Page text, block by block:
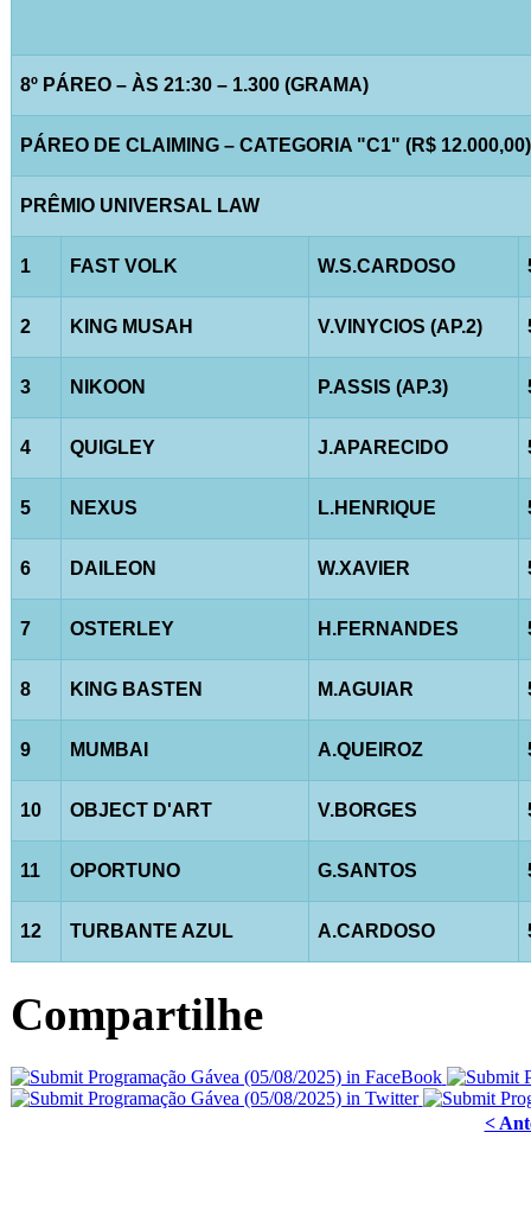
8º PÁREO – ÀS 21:30 – 1.300 (GRAMA)
PÁREO DE CLAIMING – CATEGORIA "C1" (R$ 12.000,00)
PRÊMIO UNIVERSAL LAW
1 FAST VOLK W.S.CARDOSO
2 KING MUSAH V.VINYCIOS (AP.2)
3 NIKOON P.ASSIS (AP.3)
4 QUIGLEY J.APARECIDO
5 NEXUS L.HENRIQUE
6 DAILEON W.XAVIER
7 OSTERLEY H.FERNANDES
8 KING BASTEN M.AGUIAR
9 MUMBAI A.QUEIROZ
10 OBJECT D'ART V.BORGES
11 OPORTUNO G.SANTOS
12 TURBANTE AZUL A.CARDOSO
Compartilhe
<